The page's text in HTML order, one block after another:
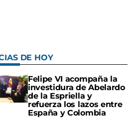
DE HOY
Felipe VI acompaña la
investidura de Abelardo
de la Espriella y
refuerza los lazos entre
España y Colombia